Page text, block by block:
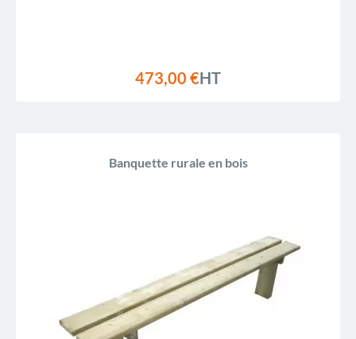
473,00 €HT
Banquette rurale en bois